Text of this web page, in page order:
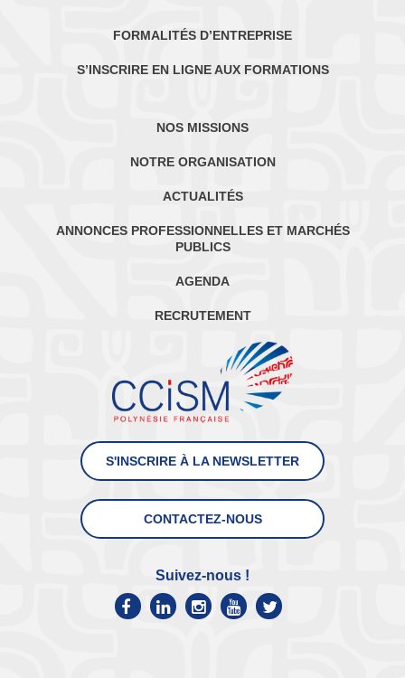
FORMALITÉS D’ENTREPRISE
S’INSCRIRE EN LIGNE AUX FORMATIONS
NOS MISSIONS
NOTRE ORGANISATION
ACTUALITÉS
ANNONCES PROFESSIONNELLES ET MARCHÉS
PUBLICS
AGENDA
RECRUTEMENT
S'INSCRIRE À LA NEWSLETTER
CONTACTEZ-NOUS
Suivez-nous !